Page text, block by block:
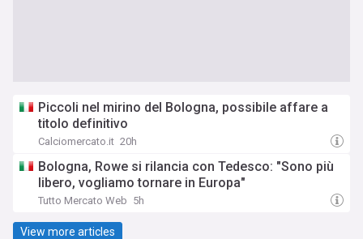
Piccoli nel mirino del Bologna, possibile affare a
titolo definitivo
Calciomercato.it 20h
Bologna, Rowe si rilancia con Tedesco: "Sono più
libero, vogliamo tornare in Europa"
Tutto Mercato Web 5h
View more articles